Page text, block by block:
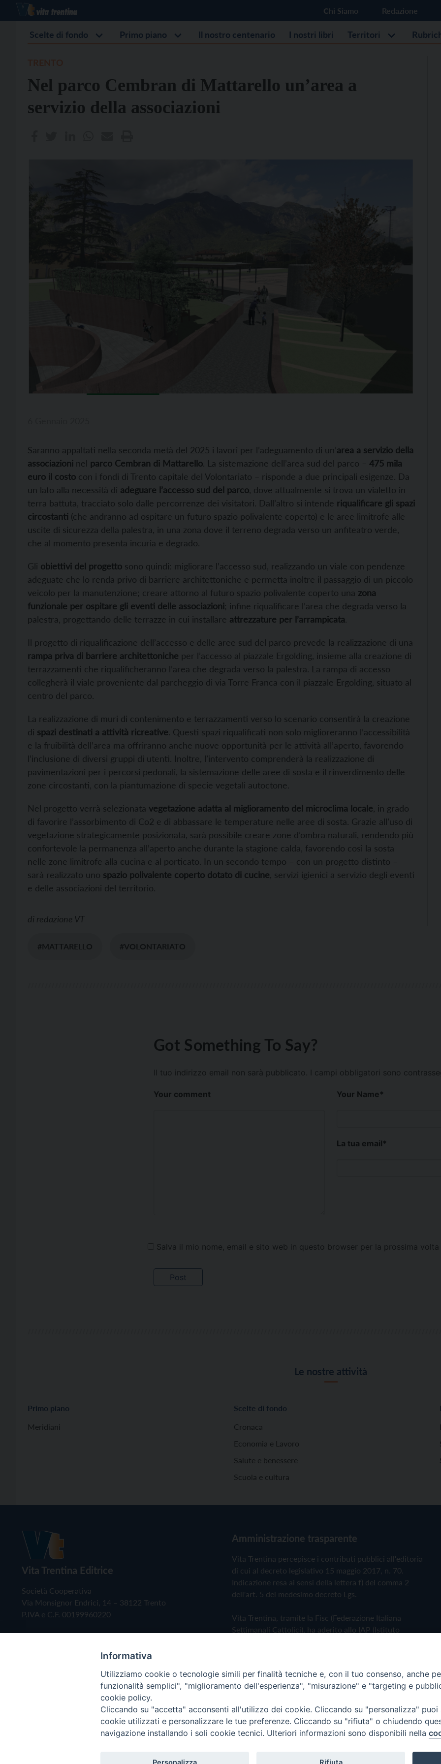
Chi Siamo Redazione
Scelte di fondo Primo piano Il nostro centenario I nostri libri Territori
Nel parco Cembran di Mattarello un’area a
servizio della associazioni
Saranno appaltati nella seconda metà del 2025 i lavori per l’adeguamento di un’area a servizio della
associazioni nel parco Cembran di Mattarello. La sistemazione dell’area sud del parco – 475 mila
euro il costo con i fondi di Trento capitale del Volontariato – risponde a due principali esigenze. Da
un lato alla necessità di adeguare l’accesso sud del parco , dove attualmente si trova un vialetto in
terra battuta, tracciato solo dalle percorrenze dei visitatori. Dall’altro si intende riqualificare gli spazi
circostanti (che andranno ad ospitare un futuro spazio polivalente coperto) e le aree limitrofe alle
uscite di sicurezza della palestra, in una zona dove il terreno degrada verso un anfiteatro verde,
che al momento presenta incuria e degrado.
Gli obiettivi del progetto sono quindi: migliorare l’accesso sud, realizzando un viale con pendenze
adeguate che lo renda privo di barriere architettoniche e permetta inoltre il passaggio di un piccolo
veicolo per la manutenzione; creare attorno al futuro spazio polivalente coperto una zona
funzionale per ospitare gli eventi delle associazioni; infine riqualificare l’area che degrada verso la
palestra, progettando delle terrazze in cui installare attrezzature per l’arrampicata.
Il progetto di riqualificazione dell’accesso e delle aree sud del parco prevede la realizzazione di una
rampa priva di barriere architettoniche per l’accesso al piazzale Ergolding, insieme alla creazione di
terrazzamenti che riqualificheranno l’area che degrada verso la palestra. La rampa di accesso
collegherà il viale proveniente dal parcheggio di via Torre Franca con il piazzale Ergolding, situato al
centro del parco.
La realizzazione di muri di contenimento e terrazzamenti verso lo scenario consentirà la creazione
di spazi destinati a attività ricreative. Questi spazi riqualificati non solo miglioreranno l’accessibilità
e la fruibilità dell’area ma offriranno anche nuove opportunità per le attività all’aperto, favorendo
l’inclusione di diversi gruppi di utenti. Inoltre, l’intervento comprenderà la realizzazione di
pavimentazioni per i percorsi pedonali, la sistemazione delle aree di sosta e il rinverdimento delle
zone circostanti, con la piantumazione di specie vegetali autoctone.
Nel progetto verrà selezionata vegetazione adatta al miglioramento del microclima locale , in grado
di favorire l’assorbimento di Co2 e di abbassare le temperature nelle aree di sosta. Grazie all’uso di
vegetazione strategicamente posizionata, sarà possibile creare zone d’ombra naturali, rendendo più
confortevole la permanenza all’aperto anche durante la stagione calda, favorendo così la sosta
nelle zone limitrofe alla cucina e al porticato. In un secondo tempo – con un progetto distinto –
sarà realizzato uno spazio polivalente coperto dotato di cucine , servizi igienici a servizio degli eventi
e delle associazioni del territorio.
di redazione VT
#MATTARELLO #VOLONTARIATO
Got Something To Say?
Il tuo indirizzo email non sarà pubblicato. I campi obbligatori sono
Your comment Your Name*
La tua email*
Salva il mio nome, email e sito web in questo browser per la prossima
Le nostre attività
Primo piano
Meridiani
Scelte di fondo
Cronaca
Economia e Lavoro
Salute e benessere
Scuola e cultura
Vita Trentina Editrice
Società Cooperativa
Via Monsignor Endrici, 14 – 38122 Trento
P.IVA e C.F. 00199960220
Amministrazione trasparente
Vita Trentina percepisce i contributi pubblici all'editoria
di cui al decreto legislativo 15 maggio 2017, n. 70.
Indicazione resa ai sensi della lettera f) del comma 2
dell'art. 5 del medesimo decreto Lgs.
Vita Trentina, tramite la Fisc (Federazione Italiana
Settimanali Cattolici), ha aderito allo IAP (Istituto
Privacy Policy Cookie Policy
Copyright © 2019 - Tutti i diritti riservati - Vita Trentina Editrice
Informativa
Utilizziamo cookie o tecnologie simili per finalità tecniche e, con il tuo consenso, anche
funzionalità semplici", "miglioramento dell'esperienza", "misurazione" e "targeting e
cookie policy.
Cliccando su "accetta" acconsenti all'utilizzo dei cookie. Cliccando su "personalizza"
cookie utilizzati e personalizzare le tue preferenze. Cliccando su "rifiuta" o chiudendo
navigazione installando i soli cookie tecnici. Ulteriori informazioni sono disponibili nella